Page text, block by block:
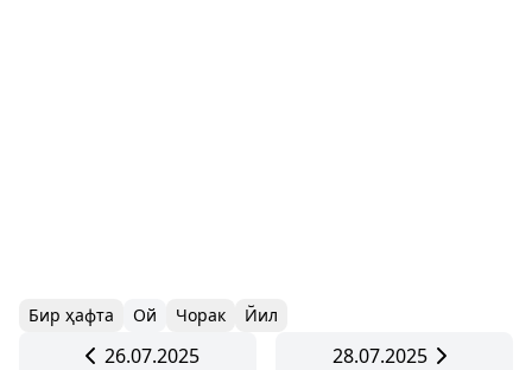
Бир ҳафта Ой Чорак Йил
26.07.2025
28.07.2025